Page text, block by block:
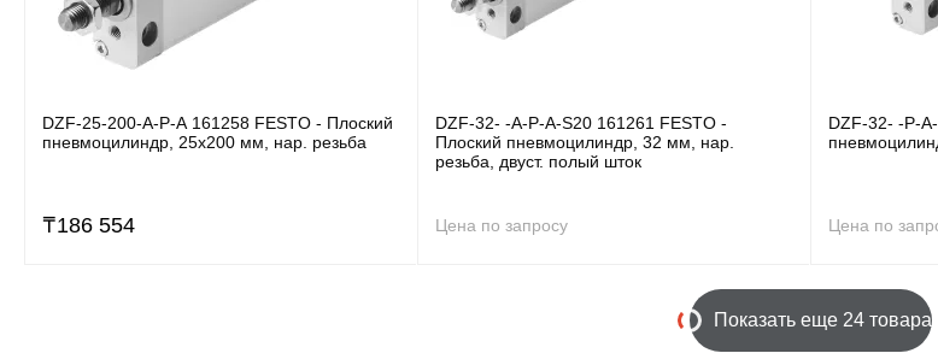
DZF-25-200-A-P-A 161258 FESTO - Плоский
пневмоцилиндр, 25x200 мм, нар. резьба
₸186 554
DZF-32- -A-P-A-S20 161261 FESTO -
Плоский пневмоцилиндр, 32 мм, нар.
резьба, двуст. полый шток
Цена по запросу
DZF-32- -P-
Цена по
Показать еще 24 товара